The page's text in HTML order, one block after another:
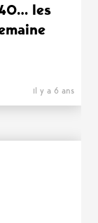
les
il y a 6 ans